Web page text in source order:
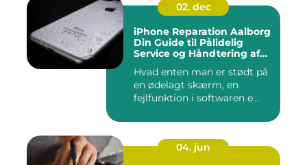
02. dec
iPhone Reparation Aalborg
Din Guide til Pålidelig
Service og Håndtering af
Hvad enten man er stødt på
en ødelagt skærm, en
fejlfunktion i softwaren e...
04. jun